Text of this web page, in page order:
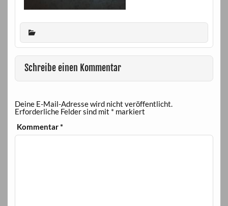
Schreibe einen Kommentar
Deine E-Mail-Adresse wird nicht veröffentlicht.
Erforderliche Felder sind mit * markiert
Kommentar*